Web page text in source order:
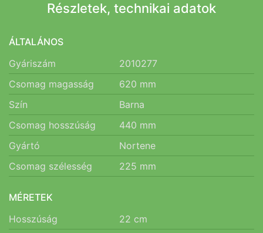
Részletek, technikai adatok
ÁLTALÁNOS
Gyáriszám
2010277
Csomag magasság
620 mm
Szín
Barna
Csomag hosszúság
440 mm
Gyártó
Nortene
Csomag szélesség
225 mm
MÉRETEK
Hosszúság
22 cm